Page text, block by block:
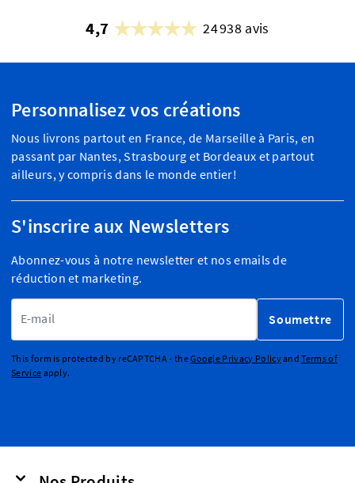
4,7 24 938 avis
Personnalisez vos créations
Nous livrons partout en France, de Marseille à Paris, en
passant par Nantes, Strasbourg et Bordeaux et partout
ailleurs, y compris dans le monde entier!
S'inscrire aux Newsletters
Abonnez-vous à notre newsletter et nos emails de
réduction et marketing.
Soumettre
This form is protected by reCAPTCHA - theGoogle Privacy PolicyandTerms of
Service apply.